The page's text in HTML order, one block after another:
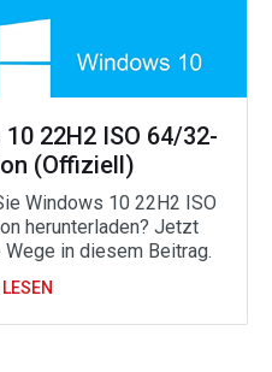
22H2 ISO 64/32-
(Offiziell)
Windows 10 22H2 ISO
herunterladen? Jetzt
in diesem Beitrag.